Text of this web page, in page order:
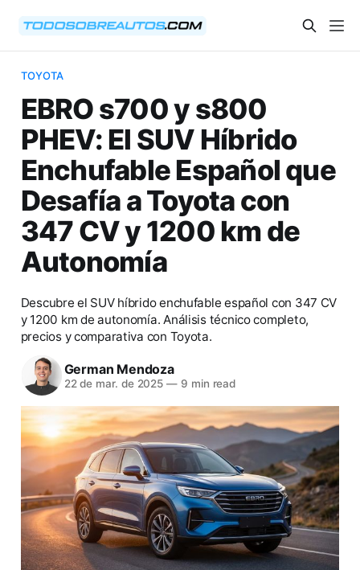
TOYOTA
EBRO s700 y s800
PHEV: El SUV Híbrido
Enchufable Español que
Desafía a Toyota con
347 CV y 1200 km de
Autonomía
Descubre el SUV híbrido enchufable español con 347 CV
y 1200 km de autonomía. Análisis técnico completo,
precios y comparativa con Toyota.
German Mendoza
22 de mar. de 2025 — 9 min read